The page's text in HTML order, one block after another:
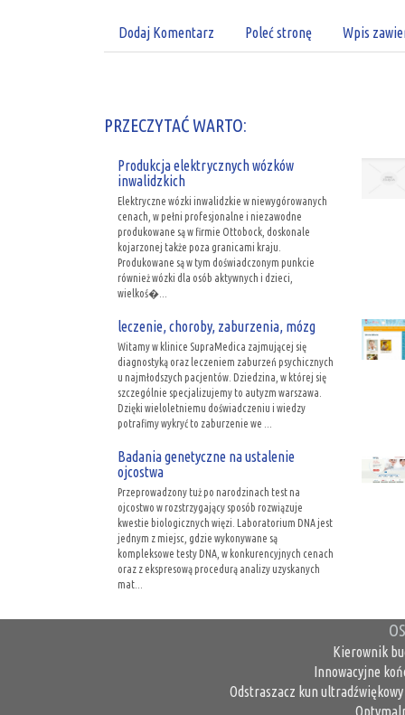
Dodaj Komentarz Poleć stronę Wpis
PRZECZYTAĆ WARTO:
Produkcja elektrycznych wózków
inwalidzkich
Elektryczne wózki inwalidzkie w niewygórowanych
cenach, w pełni profesjonalne i niezawodne
produkowane są w firmie Ottobock, doskonale
kojarzonej także poza granicami kraju.
Produkowane są w tym doświadczonym punkcie
również wózki dla osób aktywnych i dzieci,
wielkoś�...
leczenie, choroby, zaburzenia, mózg
Witamy w klinice SupraMedica zajmującej się
diagnostyką oraz leczeniem zaburzeń psychicznych
u najmłodszych pacjentów. Dziedzina, w której się
szczególnie specjalizujemy to autyzm warszawa.
Dzięki wieloletniemu doświadczeniu i wiedzy
potrafimy wykryć to zaburzenie we ...
Badania genetyczne na ustalenie
ojcostwa
Przeprowadzony tuż po narodzinach test na
ojcostwo w rozstrzygający sposób rozwiązuje
kwestie biologicznych więzi. Laboratorium DNA jest
jednym z miejsc, gdzie wykonywane są
kompleksowe testy DNA, w konkurencyjnych cenach
oraz z ekspresową procedurą analizy uzyskanych
mat...
Kierownik
Innowacyjne
Odstraszacz kun